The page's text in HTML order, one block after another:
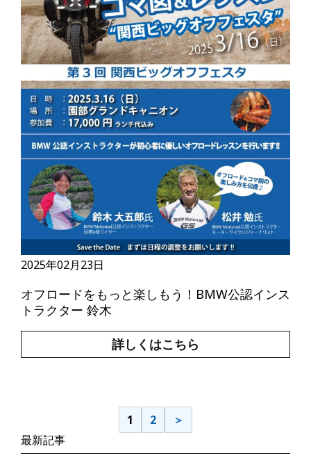
オフロードをもっと楽しもう！BMW公認インス
トラクター 鈴木
2025年02月23日
詳しくはこちら
1 2
＞
最新記事